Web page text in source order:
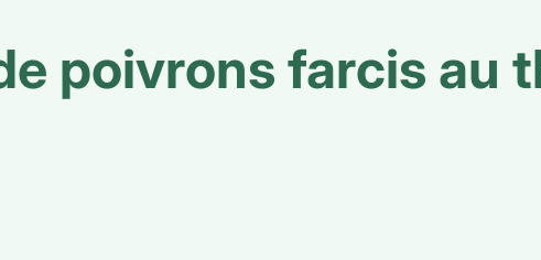
poivrons farcis au